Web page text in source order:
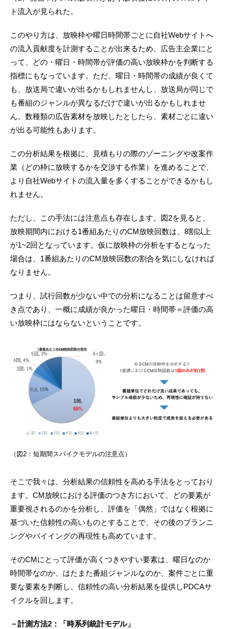
ト流入が見られた。
このやり方は、放映枠や曜日時間帯ごとに自社Webサイトへ
の流入貢献度を計測することが出来るため、広告主企業にと
って、どの・曜日・時間帯が評価の高い放映枠かを判断する
指標にもなっています。ただ、曜日・時間帯の成績が良くて
も、放送局で違いが出るかもしれませんし、放送局が同じで
も番組のジャンルが異なるだけで違いが出るかもしれませ
ん。数種類の広告素材を放映したとしたら、素材ごとに違い
が出る可能性もあります。
この分析結果を根拠に、見積もりの際のゾーニングや改案作
業（どの枠に放映するかを交渉する作業）を進めることで、
より自社Webサイトの流入量を多くすることができるかもし
れません。
ただし、この手法には注意点も存在します。図2を見ると、
放映期間内における1番組あたりのCM放映回数は、8割以上
が1~2回となっています。仮に放映枠の分析をするとなった
場合は、1番組あたりのCM放映回数の割合を気にしなければ
なりません。
つまり、試行回数が少ない中での分析になることは留意すべ
き点であり、一概に成績が良かった曜日・時間帯＝評価の高
い放映枠にはならないということです。
（図2：短期間スパイクモデルの注意点）
そこで我々は、分析結果の信頼性を高める手法をとっており
ます。CM放映における評価のつき方において、どの要素が
重要視されるのかを分析し、評価を「偶然」ではなく根拠に
基づいた信頼性の高いものとすることで、その後のプランニ
ングやバイイングの再現性も高めています。
そのCMにとって評価が高くつきやすい要素は、曜日なのか
時間帯なのか、はたまた番組ジャンルなのか、案件ごとに重
要な要素を判断し、信頼性の高い分析結果を提供しPDCAサ
イクルを回します。
－計測方法2：「時系列統計モデル」